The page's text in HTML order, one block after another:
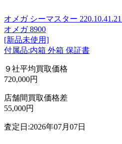
オメガ シーマスター
オメガ 8900
[新品未使用]
付属品:内箱 外箱 保証書
９社平均買取価格
720,000円
店舗間買取価格差
55,000円
査定日:2026年07月07日